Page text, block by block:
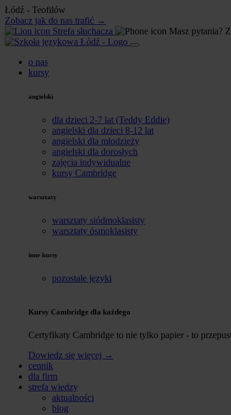
Łódź - Teofilów
Zobacz jak do nas trafić →
Strefa słuchacza
Masz pytania?
o nas
kursy
angielski
dla dzieci 2-7 lat (Teddy Eddie)
angielski dla dzieci 8-12 lat
angielski dla młodzieży
angielski dla dorosłych
zajęcia indywidualne
kursy Cambridge
warsztaty
warsztaty siódmoklasisty
warsztaty ósmoklasisty
inne kursy
pozostałe języki
Kursy Cambridge dla każdego
Certyfikaty Cambridge to nie tylko papier - to
Dowiedz się więcej →
cennik
dla firm
strefa wiedzy
aktualności
blog